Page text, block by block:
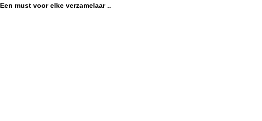
Een must voor elke verzamelaar ..